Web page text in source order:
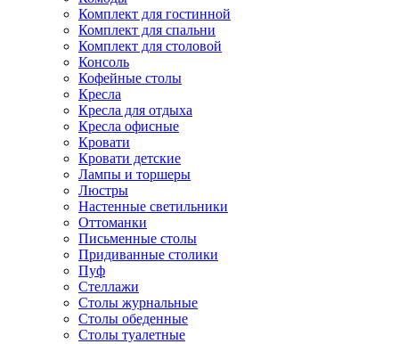
Комплект для гостинной
Комплект для спальни
Комплект для столовой
Консоль
Кофейные столы
Кресла
Кресла для отдыха
Кресла офисные
Кровати
Кровати детские
Лампы и торшеры
Люстры
Настенные светильники
Оттоманки
Письменные столы
Придиванные столики
Пуф
Стеллажи
Столы журнальные
Столы обеденные
Столы туалетные